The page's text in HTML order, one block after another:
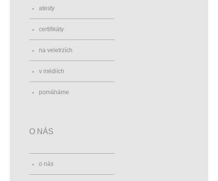
atesty
certifikáty
na veletrzích
v médiích
pomáháme
O NÁS
o nás